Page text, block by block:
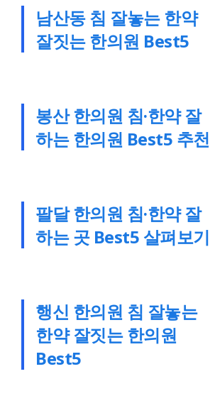
남산동 침 잘놓는 한약
잘짓는 한의원 Best5
봉산 한의원 침·한약 잘
하는 한의원 Best5 추천
팔달 한의원 침·한약 잘
하는 곳 Best5 살펴보기
행신 한의원 침 잘놓는
한약 잘짓는 한의원
Best5